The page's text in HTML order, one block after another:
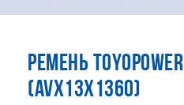
РЕМЕНЬ
(AVX13X1360)